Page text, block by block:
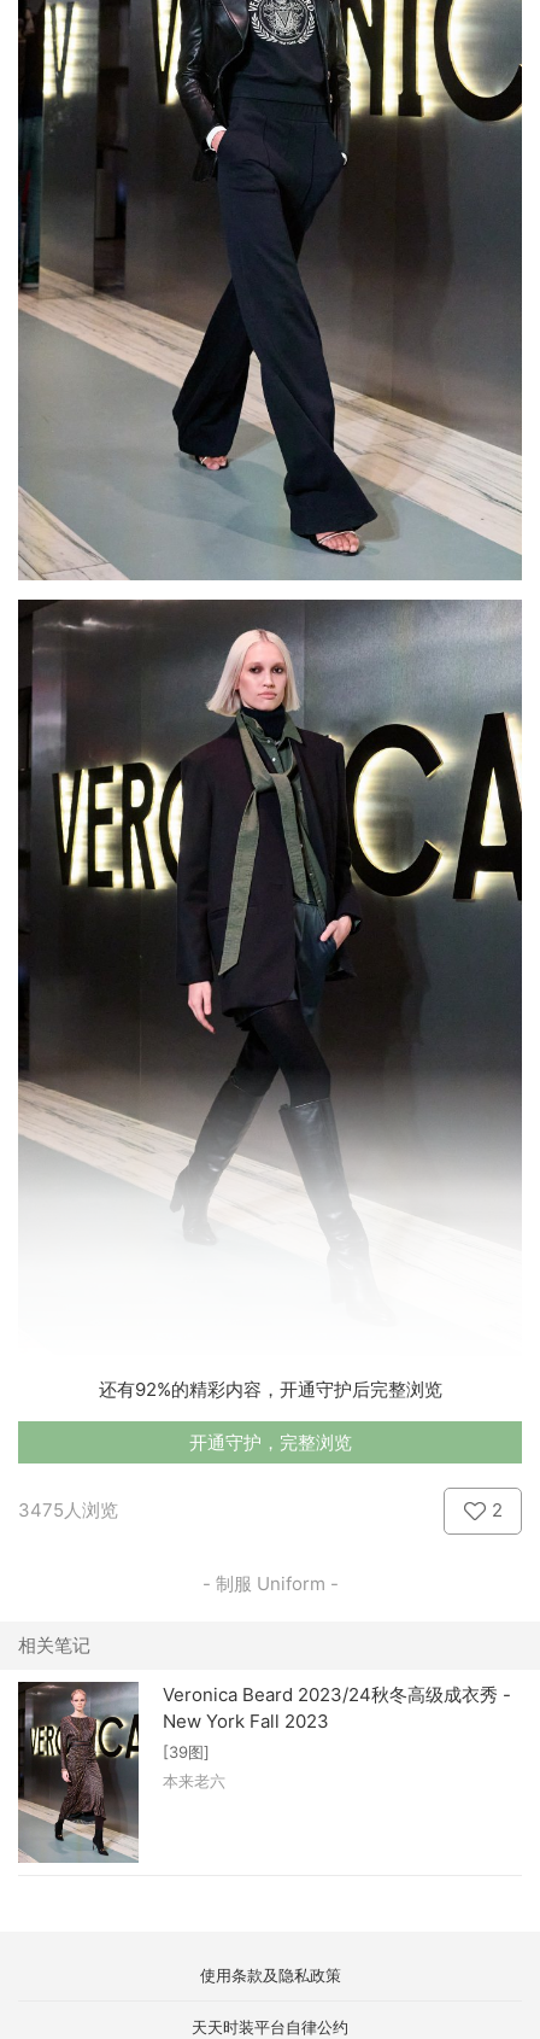
还有92%的精彩内容，开通守护后完整浏览
开通守护，完整浏览
3475人浏览 2
- 制服 Uniform -
相关笔记
Veronica Beard 2023/24秋冬高级成衣秀 -
New York Fall 2023
[39图]
本来老六
使用条款及隐私政策
天天时装平台自律公约